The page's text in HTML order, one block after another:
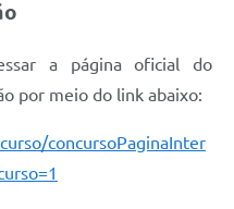
a página oficial do
por meio do link abaixo:
concursoPaginaInter